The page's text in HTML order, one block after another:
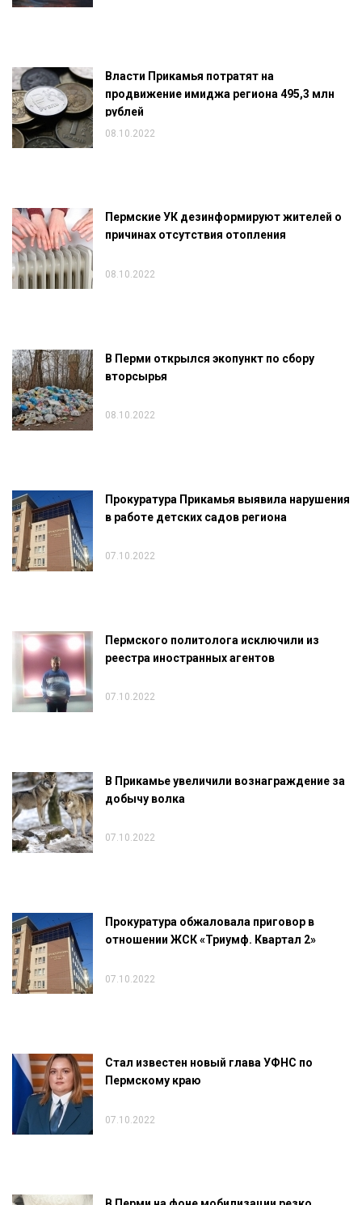
Власти Прикамья потратят на
продвижение имиджа региона 495,3 млн
рублей
08.10.2022
Пермские УК дезинформируют жителей о
причинах отсутствия отопления
08.10.2022
В Перми открылся экопункт по сбору
вторсырья
08.10.2022
Прокуратура Прикамья выявила нарушения
в работе детских садов региона
07.10.2022
Пермского политолога исключили из
реестра иностранных агентов
07.10.2022
В Прикамье увеличили вознаграждение за
добычу волка
07.10.2022
Прокуратура обжаловала приговор в
отношении ЖСК «Триумф. Квартал 2»
07.10.2022
Стал известен новый глава УФНС по
Пермскому краю
07.10.2022